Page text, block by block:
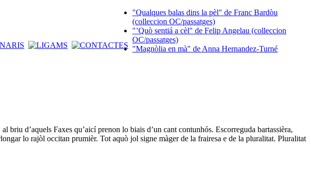
"Qualques balas dins la pèl" de Franc Bardòu
(colleccion OC/passatges)
"’Quò sentiá a cèl" de Felip Angelau (colleccion
OC/passatges)
"Magnòlia en mà" de Anna Hernandez-Turné
briu d’aquels Faxes qu’aicí prenon lo biais d’un cant contunhós. Escorreguda bartassièra,
lo rajòl occitan prumièr. Tot aquò jol signe màger de la frairesa e de la pluralitat. Pluralitat